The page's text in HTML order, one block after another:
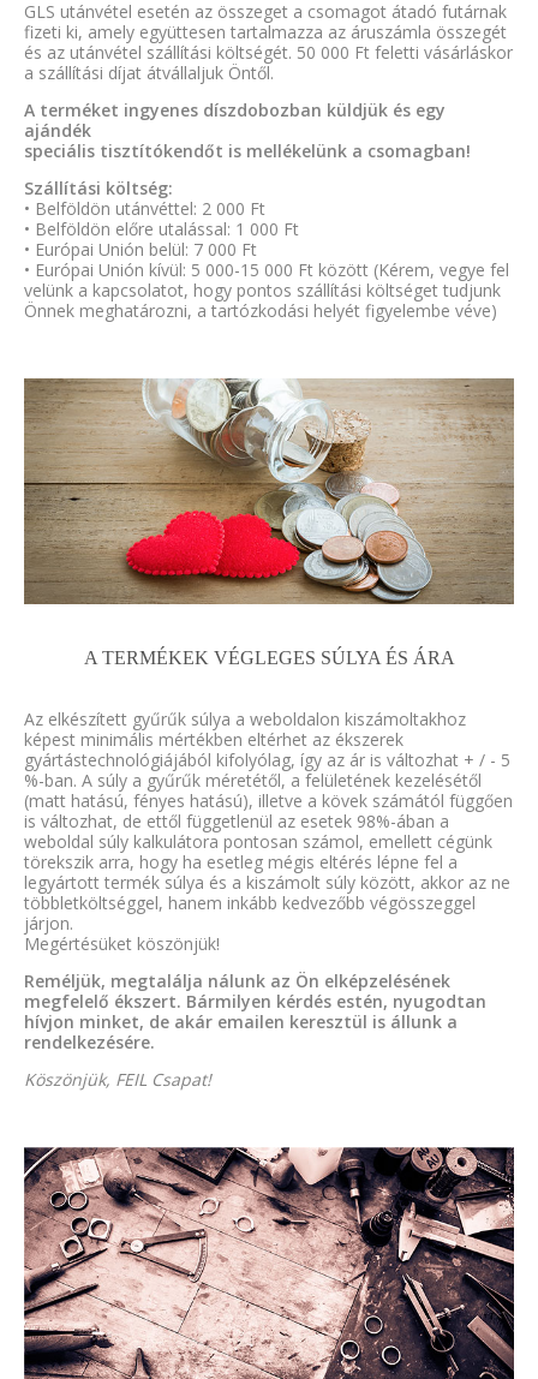
GLS utánvétel esetén az összeget a csomagot átadó futárnak
fizeti ki, amely együttesen tartalmazza az áruszámla összegét
és az utánvétel szállítási költségét. 50 000 Ft feletti vásárláskor
a szállítási díjat átvállaljuk Öntől.
A terméket ingyenes díszdobozban küldjük és egy
ajándék
speciális tisztítókendőt is mellékelünk a csomagban!
Szállítási költség:
• Belföldön utánvéttel: 2 000 Ft
• Belföldön előre utalással: 1 000 Ft
• Európai Unión belül: 7 000 Ft
• Európai Unión kívül: 5 000-15 000 Ft között (Kérem, vegye fel
velünk a kapcsolatot, hogy pontos szállítási költséget tudjunk
Önnek meghatározni, a tartózkodási helyét figyelembe véve)
A TERMÉKEK VÉGLEGES SÚLYA ÉS ÁRA
Az elkészített gyűrűk súlya a weboldalon kiszámoltakhoz
képest minimális mértékben eltérhet az ékszerek
gyártástechnológiájából kifolyólag, így az ár is változhat + / - 5
%-ban. A súly a gyűrűk méretétől, a felületének kezelésétől
(matt hatású, fényes hatású), illetve a kövek számától függően
is változhat, de ettől függetlenül az esetek 98%-ában a
weboldal súly kalkulátora pontosan számol, emellett cégünk
törekszik arra, hogy ha esetleg mégis eltérés lépne fel a
legyártott termék súlya és a kiszámolt súly között, akkor az ne
többletköltséggel, hanem inkább kedvezőbb végösszeggel
járjon.
Megértésüket köszönjük!
Reméljük, megtalálja nálunk az Ön elképzelésének
megfelelő ékszert. Bármilyen kérdés estén, nyugodtan
hívjon minket, de akár emailen keresztül is állunk a
rendelkezésére.
Köszönjük, FEIL Csapat!